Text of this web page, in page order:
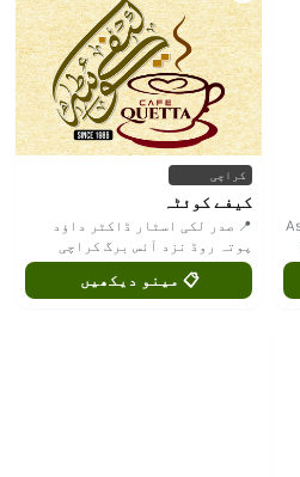
کراچی
کیفے کوئٹہ
📍 صدر لکی اسٹار ڈاکٹر داؤد
پوتہ روڈ نزد آئس برگ کراچی
📋 مینو دیکھیں